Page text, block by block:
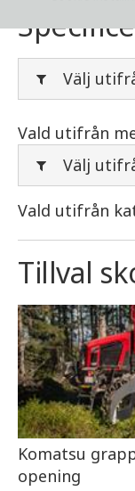
Välj
Vald utifrån
Välj
Vald utifrån
Tillval
Komatsu
opening